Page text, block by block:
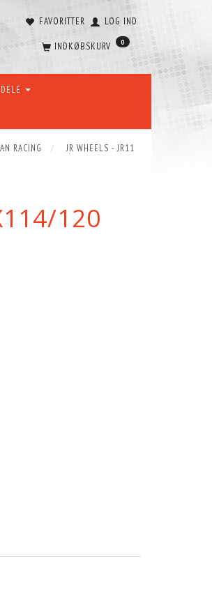
FAVORITTER LOG IND
INDKØBSKURV 0
RACING
JR WHEELS - JR11
120